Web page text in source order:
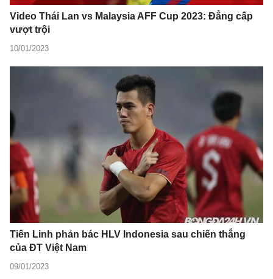
Video Thái Lan vs Malaysia AFF Cup 2023: Đẳng cấp
vượt trội
10/01/2023
Tiến Linh phản bác HLV Indonesia sau chiến thắng
của ĐT Việt Nam
09/01/2023